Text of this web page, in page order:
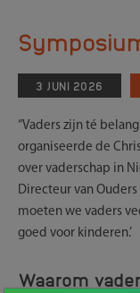
3 JUNI 2026
“Vaders zijn té
organiseerde de
over vaderschap in
Directeur van
moeten we vaders
goed voor kinderen.’
Waarom